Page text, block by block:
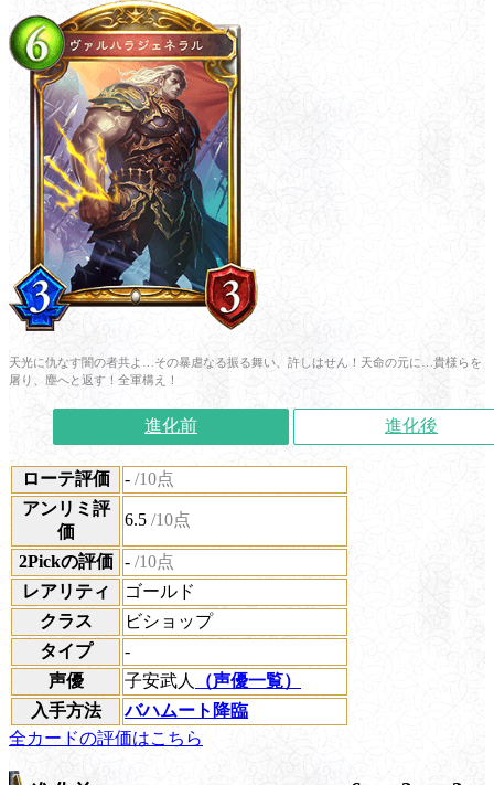
天光に仇なす闇の者共よ…その暴虐なる振る舞い、許しはせん！天命の元に…貴様らを
屠り、塵へと返す！全軍構え！
進化前 進化後
ローテ評価 - /10点
アンリミ評
価
6.5 /10点
2Pickの評価 - /10点
レアリティ
ゴールド
クラス
ビショップ
タイプ
-
声優
子安武人
（声優一覧）
入手方法
バハムート降臨
全カードの評価はこちら